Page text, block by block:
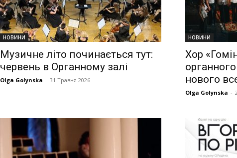
НОВИНИ
Музичне літо починається тут:
червень в Органному залі
Olga Golynska - 31 Травня 2026
НОВИНИ
Хор
нового
Olga Golynska -